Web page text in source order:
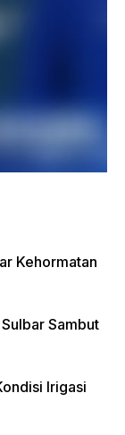
Kehormatan
Sambut
Irigasi